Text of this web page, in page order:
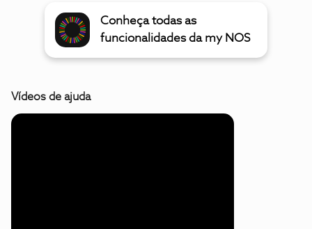
Conheça todas as
funcionalidades da my NOS
Vídeos de ajuda